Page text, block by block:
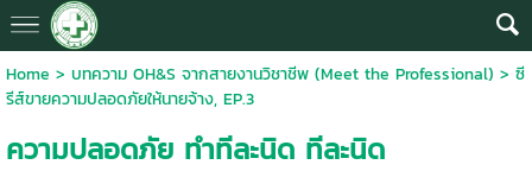
Home > บทความ OH&S จากสายงานวิชาชีพ (Meet the Professional) > ซี
รีส์ขายความปลอดภัยให้นายจ้าง, EP.3
ความปลอดภัย ทำทีละนิด ทีละนิด